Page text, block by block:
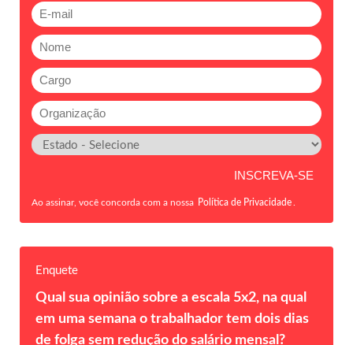
Ao assinar, você concorda com a nossa Política de Privacidade
Enquete
Qual sua opinião sobre a escala 5x2, na qual
em uma semana o trabalhador tem dois dias
de folga sem redução do salário mensal?